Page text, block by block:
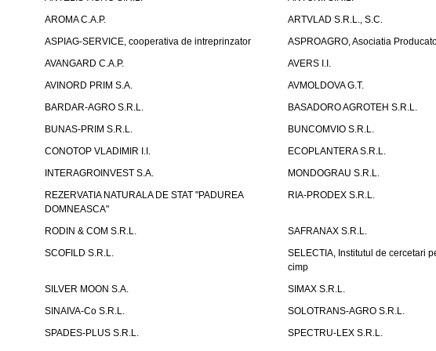
AROMA C.A.P.
ARTVLAD S.R.L., S.C.
ASPIAG-SERVICE, cooperativa de intreprinzator
ASPROAGRO, Asociatia
AVANGARD C.A.P.
AVERS I.I.
AVINORD PRIM S.A.
AVMOLDOVA G.T.
BARDAR-AGRO S.R.L.
BASADORO AGROTEH S.R.L.
BUNAS-PRIM S.R.L.
BUNCOMVIO S.R.L.
CONOTOP VLADIMIR I.I.
ECOPLANTERA S.R.L.
INTERAGROINVEST S.A.
MONDOGRAU S.R.L.
REZERVATIA NATURALA DE STAT "PADUREA
DOMNEASCA"
RIA-PRODEX S.R.L.
RODIN & COM S.R.L. SAFRANAX S.R.L.
SCOFILD S.R.L.
SELECTIA, Institutul de cercetari
cimp
SILVER MOON S.A. SIMAX S.R.L.
SINAIVA-Co S.R.L.
SOLOTRANS-AGRO S.R.L.
SPADES-PLUS S.R.L.
SPECTRU-LEX S.R.L.